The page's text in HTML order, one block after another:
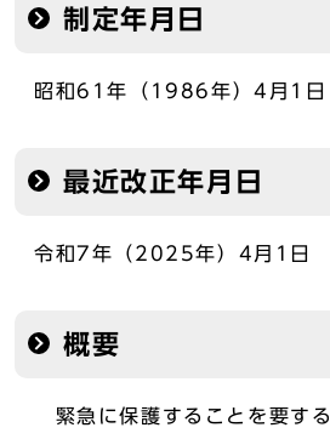
制定年月日
昭和61年（1986年）4月1日
最近改正年月日
令和7年（2025年）4月1日
概要
緊急に保護することを要す